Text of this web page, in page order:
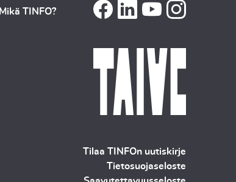
Mikä TINFO?
Tilaa TINFOn uutiskirje
Tietosuojaseloste